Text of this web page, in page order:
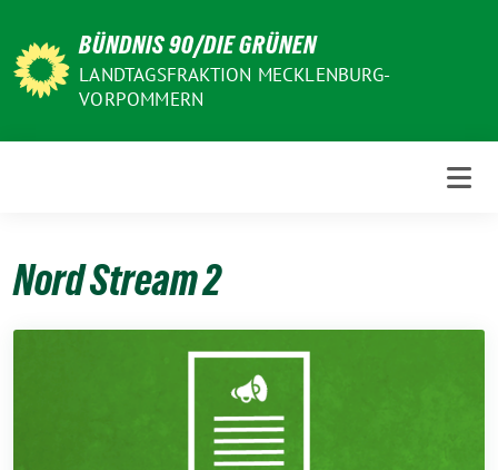
zum
Inhalt
BÜNDNIS 90/DIE GRÜNEN
LANDTAGSFRAKTION MECKLENBURG-
VORPOMMERN
Nord Stream 2